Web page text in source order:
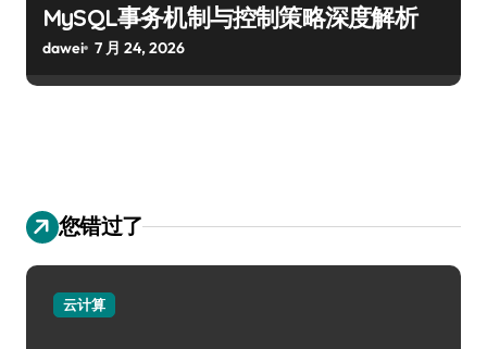
MySQL事务机制与控制策略深度解析
dawei 7 月 24, 2026
您错过了
云计算